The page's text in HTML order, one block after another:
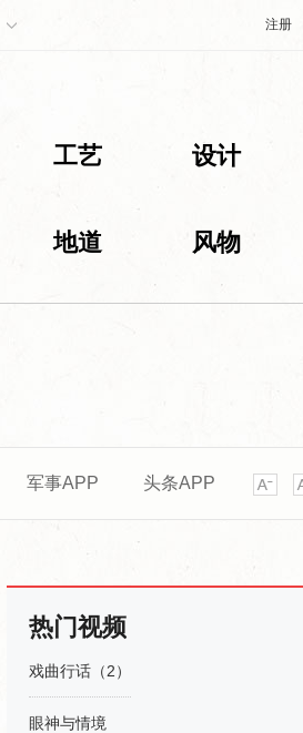
注册
工艺 设计
地道 风物
军事APP 头条APP
热门视频
戏曲行话（2）
眼神与情境